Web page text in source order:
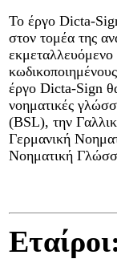
Το έργο Dicta-Sign
στον τομέα της
έργο Dicta-Sign
νοηματικές
(BSL), την
Γερμανική
Νοηματική